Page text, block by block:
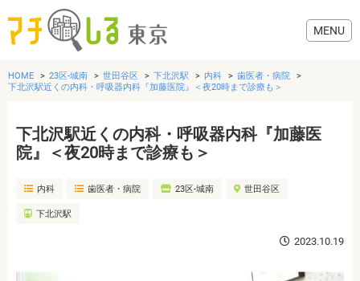
グルメ
美容・健康
HOME 23区-城南 世田谷区 下北沢駅 内科
歯医者・病院
下北沢駅近くの内科・呼吸器内科『加藤医院』＜夜20時まで診療も＞
下北沢駅近くの内科・呼吸器内科『加藤医
院』＜夜20時まで診療も＞
内科 歯医者・病院 23区-城南 世田谷区
下北沢駅
2023.10.19